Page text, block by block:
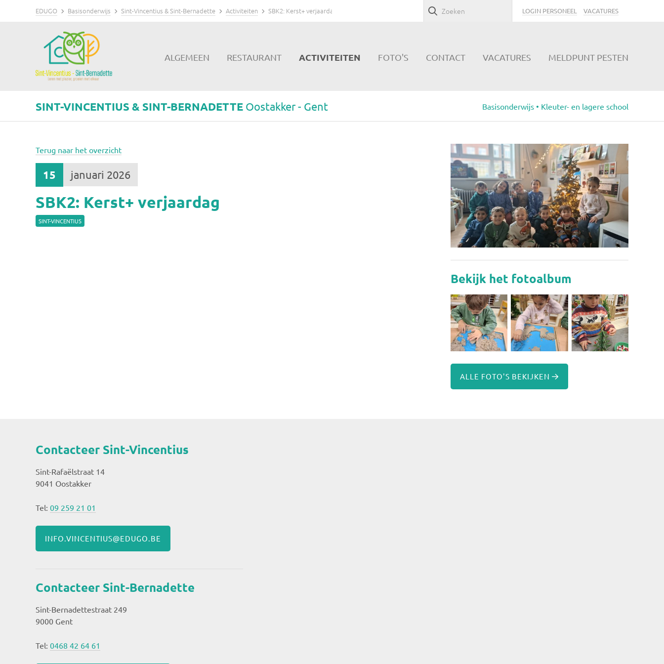
EDUGO Basisonderwijs Sint-Vincentius & Sint-Bernadette Activiteiten SBK2: Kerst+ verjaardag LOGIN PERSONEEL VACATURES
ALGEMEEN RESTAURANT ACTIVITEITEN FOTO'S CONTACT VACATURES MELDPUNT PESTEN
SINT-VINCENTIUS & SINT-BERNADETTE Oostakker - Gent Basisonderwijs • Kleuter- en lagere school
Terug naar het overzicht
15 januari 2026
SBK2: Kerst+ verjaardag
SINT-VINCENTIUS
Bekijk het fotoalbum
ALLE FOTO'S BEKIJKEN
Contacteer Sint-Vincentius
Sint-Rafaëlstraat 14
9041 Oostakker
Tel: 09 259 21 01
INFO.VINCENTIUS@EDUGO.BE
Contacteer Sint-Bernadette
Sint-Bernadettestraat 249
9000 Gent
Tel: 0468 42 64 61